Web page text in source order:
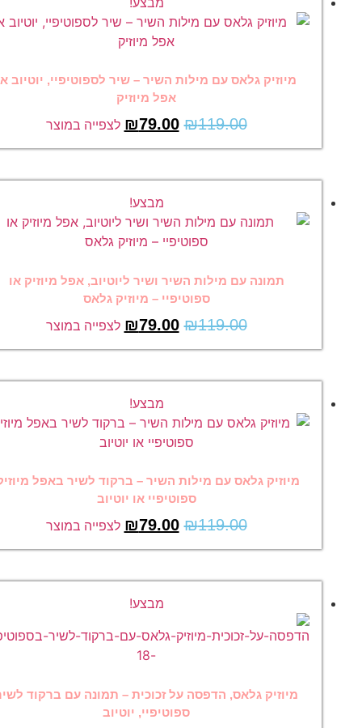
מיוזיק גלאס עם מילות השיר – שיר לספוטיפיי, יוטיוב או
אפל מיוזיק
₪119.00
₪79.00 לצפייה במוצר
מבצע!
תמונה עם מילות השיר ושיר ליוטיוב, אפל מיוזיק או
ספוטיפיי – מיוזיק גלאס
₪119.00
₪79.00 לצפייה במוצר
מבצע!
מיוזיק גלאס עם מילות השיר – ברקוד לשיר באפל מיוזיק,
ספוטיפיי או יוטיוב
₪119.00
₪79.00 לצפייה במוצר
מבצע!
מיוזיק גלאס, הדפסה על זכוכית – תמונה עם ברקוד לשיר
ספוטיפיי, יוטיוב